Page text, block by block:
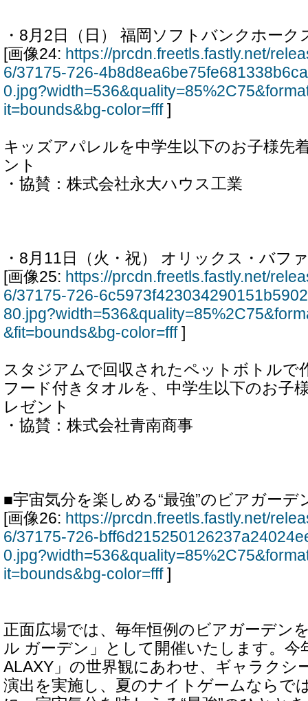
・8月2日（日） 福岡ソフトバンクホーク
[画像24: https://prcdn.freetls.fastly.net/
6/37175-726-
it=bounds&bg-color=fff]
キッズアパレルを中学生以下のお子様先
ント
・協賛：株式会社永大ハウス工業
・8月11日（火・祝） オリックス・バフ
[画像25: https://prcdn.freetls.fastly.net/
6/37175-726-
&fit=bounds&bg-color=fff]
スタジアムで回収されたペットボトルで
フード付きタオルを、中学生以下のお子
レゼント
・協賛：株式会社青南商事
■宇宙気分を楽しめる“最強”のビアガーデ
[画像26: https://prcdn.freetls.fastly.net/
6/37175-726-
it=bounds&bg-color=fff]
正面広場では、毎年恒例のビアガーデン
ル ガーデン」として開催いたします。今
ALAXY」の世界観にあわせ、ギャラクシ
演出を実施し、夏のナイトゲームならで